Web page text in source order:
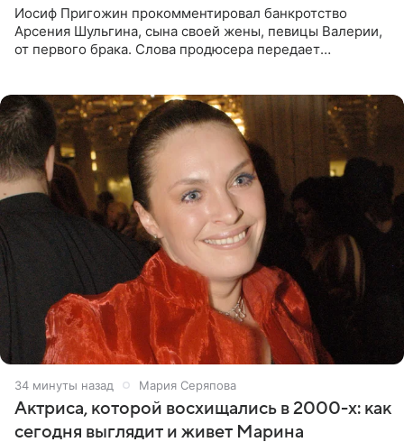
Иосиф Пригожин прокомментировал банкротство
Арсения Шульгина, сына своей жены, певицы Валерии,
от первого брака. Слова продюсера передает
34 минуты назад Мария Серяпова
Актриса, которой восхищались в 2000-х: как
сегодня выглядит и живет Марина